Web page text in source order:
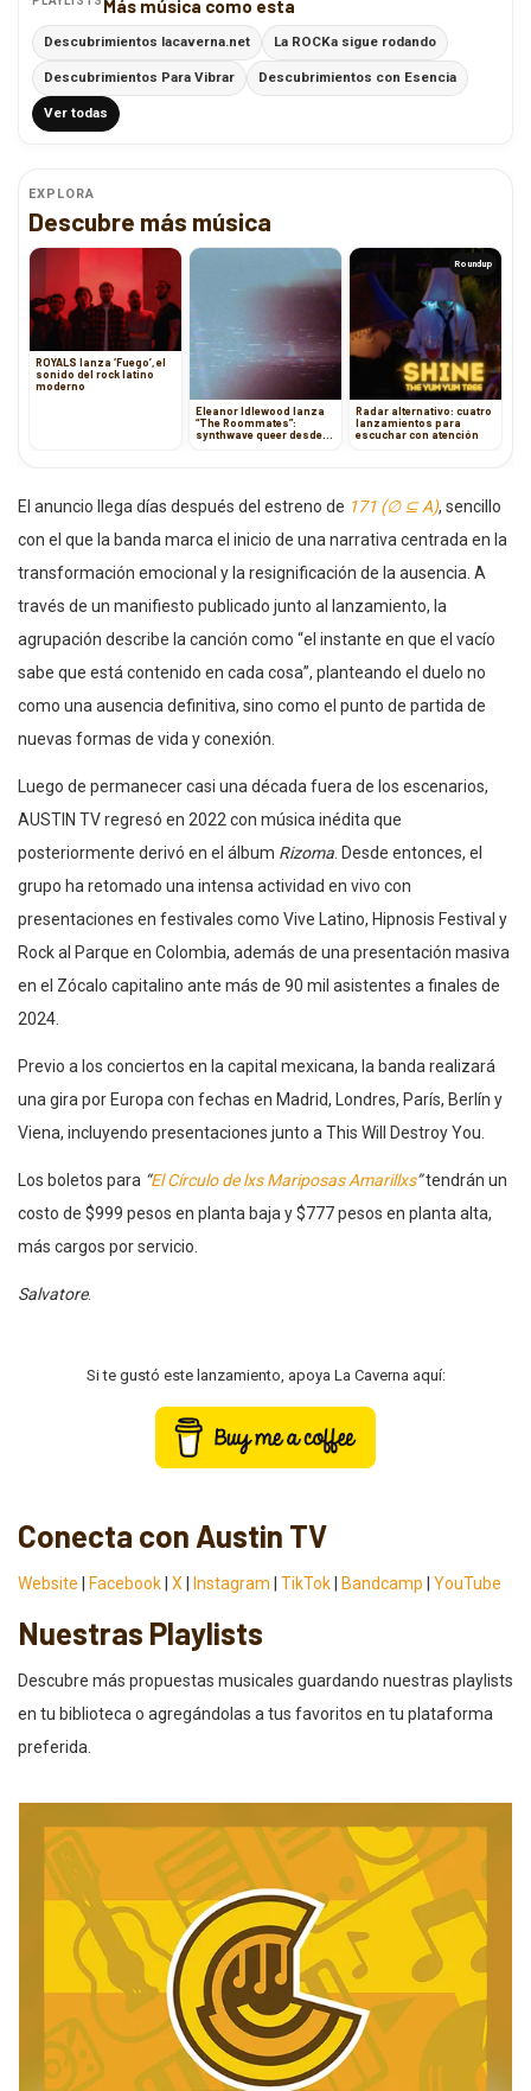
Más música como esta
Descubrimientos lacaverna.net La ROCKa sigue rodando
Descubrimientos Para Vibrar Descubrimientos con Esencia
Ver todas
EXPLORA
Descubre más música
ROYALS lanza ‘Fuego’, el
sonido del rock latino
moderno
Eleanor Idlewood lanza
“The Roommates”:
synthwave queer desde
Roundup
Radar alternativo: cuatro
lanzamientos para
escuchar con atención
El anuncio llega días después del estreno de 171 (∅ ⊆ A), sencillo
con el que la banda marca el inicio de una narrativa centrada en la
transformación emocional y la resignificación de la ausencia. A
través de un manifiesto publicado junto al lanzamiento, la
agrupación describe la canción como “el instante en que el vacío
sabe que está contenido en cada cosa”, planteando el duelo no
como una ausencia definitiva, sino como el punto de partida de
nuevas formas de vida y conexión.
Luego de permanecer casi una década fuera de los escenarios,
AUSTIN TV regresó en 2022 con música inédita que
posteriormente derivó en el álbum Rizoma . Desde entonces, el
grupo ha retomado una intensa actividad en vivo con
presentaciones en festivales como Vive Latino, Hipnosis Festival y
Rock al Parque en Colombia, además de una presentación masiva
en el Zócalo capitalino ante más de 90 mil asistentes a finales de
2024.
Previo a los conciertos en la capital mexicana, la banda realizará
una gira por Europa con fechas en Madrid, Londres, París, Berlín y
Viena, incluyendo presentaciones junto a This Will Destroy You.
Los boletos para “El Círculo de lxs Mariposas Amarillxs”tendrán un
costo de $999 pesos en planta baja y $777 pesos en planta alta,
más cargos por servicio.
Salvatore.
Si te gustó este lanzamiento, apoya La Caverna aquí:
Conecta con Austin TV
Website Facebook X Instagram TikTok Bandcamp YouTube
Nuestras Playlists
Descubre más propuestas musicales guardando nuestras playlists
en tu biblioteca o agregándolas a tus favoritos en tu plataforma
preferida.